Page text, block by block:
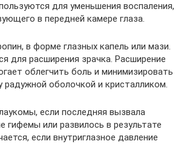
для уменьшения воспаления,
в передней камере глаза.
в форме глазных капель или мази.
для расширения зрачка. Расширение
облегчить боль и минимизировать
оболочкой и кристалликом.
если последняя вызвала
гифемы или развилось в результате
если внутриглазное давление